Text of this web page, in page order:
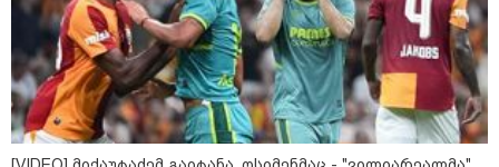
ფული ამ ზოდიაქოს ნიშნების
ხელში აღმოჩნდება: ვინ
გამდიდრდება?